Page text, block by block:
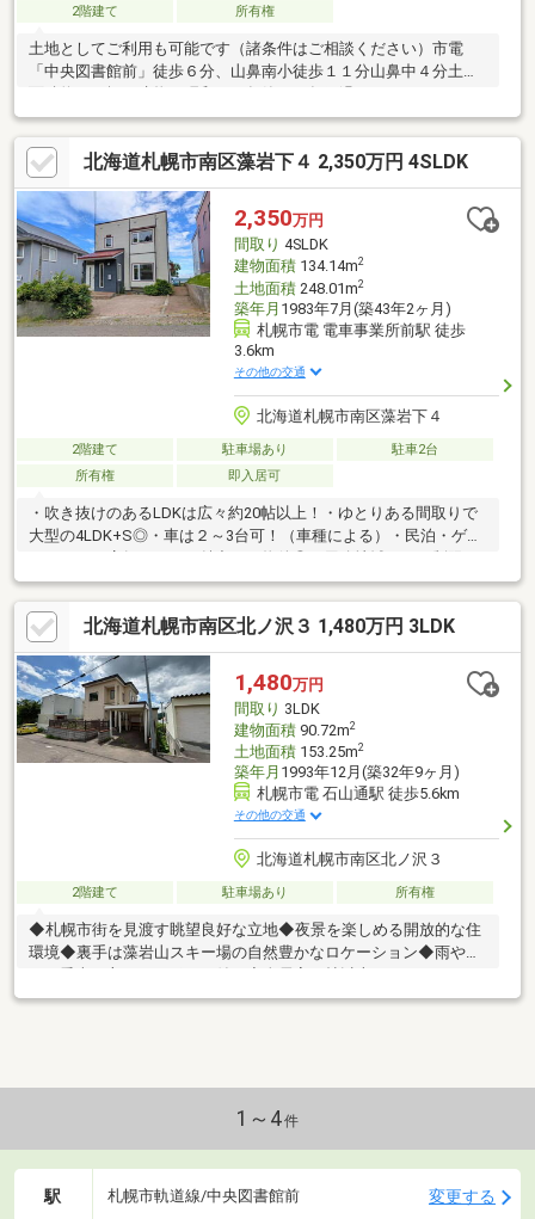
2階建て 所有権
土地としてご利用も可能です（諸条件はご相談ください）市電
「中央図書館前」徒歩６分、山鼻南小徒歩１１分山鼻中４分土地
北海道札幌市南区藻岩下４ 2,350万円 4SLDK
2,350万円
間取り 4SLDK
建物面積134.14m2
土地面積248.01m2
築年月 1983年7月(築43年2ヶ月)
札幌市電 電車事業所前駅 徒歩
3.6km
その他の交通
北海道札幌市南区藻岩下４
2階建て 駐車場あり
駐車2台
所有権
即入居可
・吹き抜けのあるLDKは広々約20帖以上！・ゆとりある間取りで
大型の4LDK+S◎・車は２～3台可！（車種による）・民泊・ゲス
り）・スキー場まで徒歩２分・３階からの開放的な眺望は是非一
度、現地でご覧ください♪※増築未登記部分（３階）があります
北海道札幌市南区北ノ沢３ 1,480万円 3LDK
1,480万円
間取り 3LDK
建物面積90.72m2
土地面積153.25m2
築年月 1993年12月(築32年9ヶ月)
札幌市電 石山通駅 徒歩5.6km
その他の交通
北海道札幌市南区北ノ沢３
2階建て 駐車場あり 所有権
◆札幌市街を見渡す眺望良好な立地◆夜景を楽しめる開放的な住
環境◆裏手は藻岩山スキー場の自然豊かなロケーション◆雨や雪
ＬＤＫ◆高台ならではの開放感あふれる住まい
1～4件
駅 札幌市軌道線/中央図書館前 変更する